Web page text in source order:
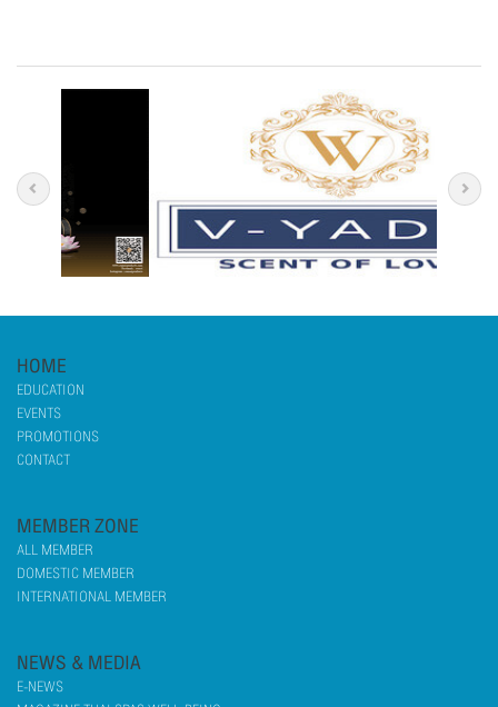
HOME
EDUCATION
EVENTS
PROMOTIONS
CONTACT
MEMBER ZONE
ALL MEMBER
DOMESTIC MEMBER
INTERNATIONAL MEMBER
NEWS & MEDIA
E-NEWS